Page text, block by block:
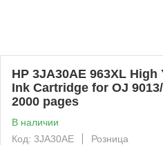
HP 3JA30AE 963XL
Ink Cartridge for OJ
2000 pages
В наличии
Код: 3JA30AE
Розница